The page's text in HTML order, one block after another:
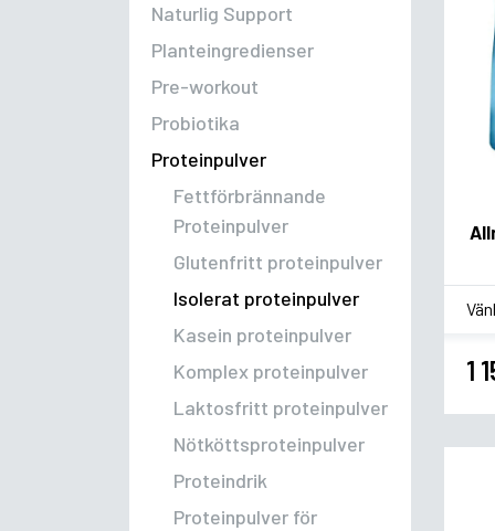
Naturlig Support
Planteingredienser
Pre-workout
Probiotika
Proteinpulver
Fettförbrännande
Proteinpulver
Glutenfritt proteinpulver
Isolerat proteinpulver
Kasein proteinpulver
Komplex proteinpulver
Laktosfritt proteinpulver
Nötköttsproteinpulver
Proteindrik
Proteinpulver för
*
1